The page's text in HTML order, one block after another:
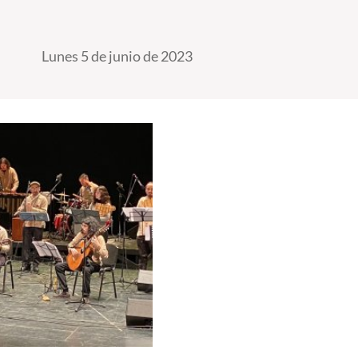
Lunes 5 de junio de 2023